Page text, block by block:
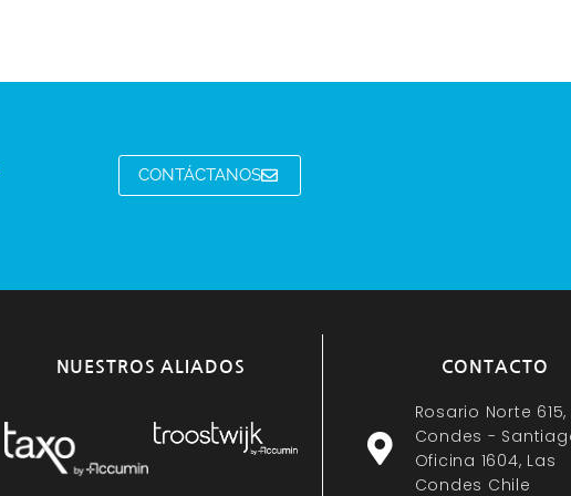
CONTÁCTANOS
NUESTROS ALIADOS CONTACTO
Rosario Norte 615,
Condes -
Oficina 1604, Las
Condes Chile